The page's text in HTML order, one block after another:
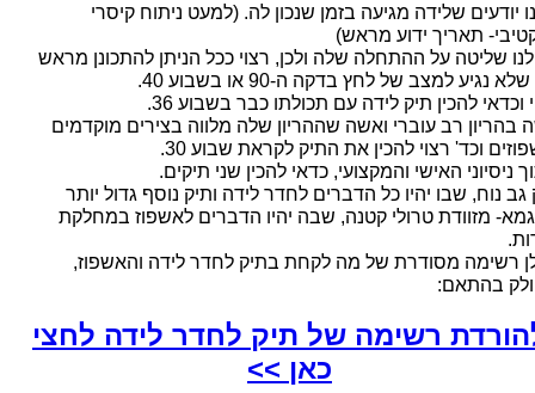
יודעים שלידה מגיעה בזמן שנכון לה. (למעט ניתוח קיסרי
תאריך ידוע מראש)
לנו שליטה על ההתחלה שלה ולכן, רצוי ככל הניתן להתכונן מראש
נגיע למצב של לחץ בדקה ה-90 או בשבוע 40.
וכדאי להכין תיק לידה עם תכולתו כבר בשבוע 36.
בהריון רב עוברי ואשה שההריון שלה מלווה בצירים מוקדמים
וכד' רצוי להכין את התיק לקראת שבוע 30.
ניסיוני האישי והמקצועי, כדאי להכין שני תיקים.
גב נוח, שבו יהיו כל הדברים לחדר לידה ותיק נוסף גדול יותר
מזוודת טרולי קטנה, שבה יהיו הדברים לאשפוז במחלקת
רשימה מסודרת של מה לקחת בתיק לחדר לידה והאשפוז,
בהתאם:
רשימה של תיק לחדר לידה לחצי
כאן >>